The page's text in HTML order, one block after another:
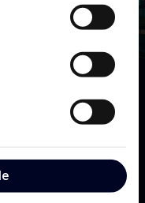
med stærke
farlig topfange,
må de flygte
nogen - mindst af